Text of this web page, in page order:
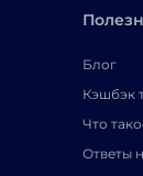
Блог
Кэшбэк
Что
Ответы